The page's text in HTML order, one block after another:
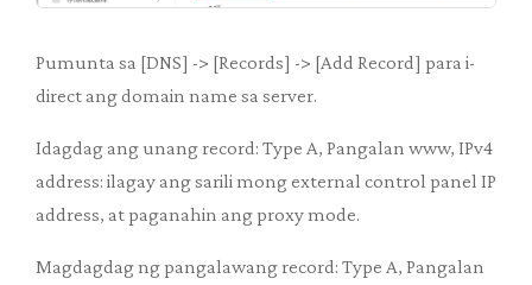
Pumunta sa [DNS] -> [Records] -> [Add Record] para i-
direct ang domain name sa server.
Idagdag ang unang record: Type A, Pangalan www, IPv4
address: ilagay ang sarili mong external control panel IP
address, at paganahin ang proxy mode.
Magdagdag ng pangalawang record: Type A, Pangalan